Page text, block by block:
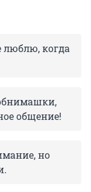
люблю, когда
общение!
но